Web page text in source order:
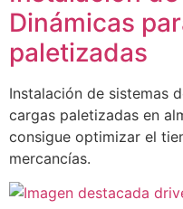
Dinámicas
paletizadas
Instalación de sistemas
cargas paletizadas en
consigue optimizar el
mercancías.